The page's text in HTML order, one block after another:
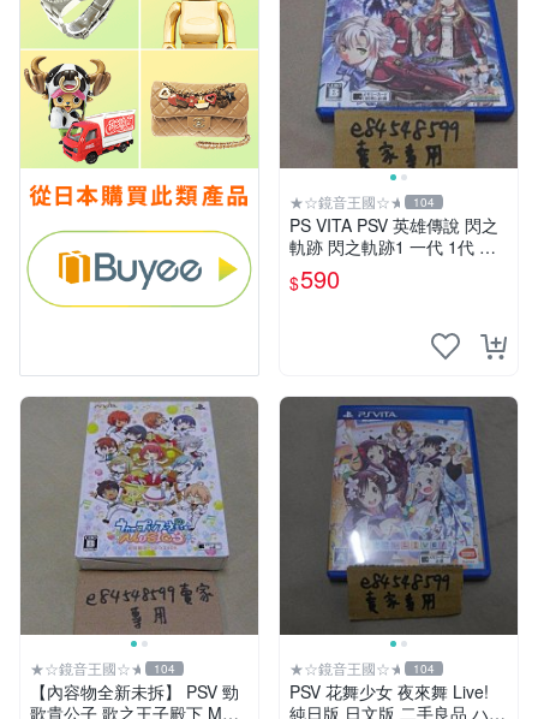
★☆鏡音王國☆★ 104
PS VITA PSV 英雄傳說 閃之
軌跡 閃之軌跡1 一代 1代 純
日版 日文版 二手 FALCOM
閃の軌跡 閃軌
$590
★☆鏡音王國☆★ 104
【內容物全新未拆】 PSV 勁
歌貴公子 歌之王子殿下 MUS
★☆鏡音王國☆★ 104
PSV 花舞少女 夜來舞 Live!
純日版 日文版 二手良品 ハナ